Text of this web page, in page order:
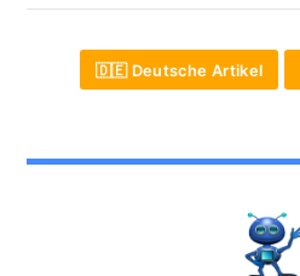
🇩🇪 Deutsche Artikel